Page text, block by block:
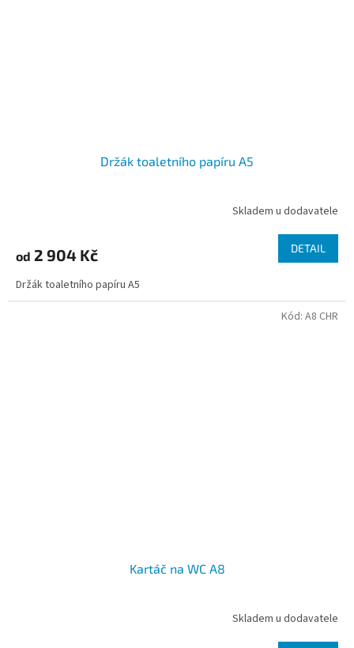
Držák toaletního papíru A5
Skladem u dodavatele
od 2 904 Kč DETAIL
Držák toaletního papíru A5
Kartáč na WC A8
Skladem u dodavatele
Kód: A8 CHR